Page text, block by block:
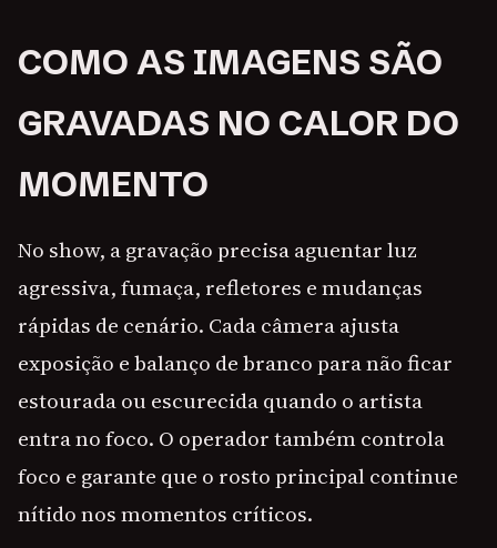
COMO AS IMAGENS SÃO
GRAVADAS NO CALOR DO
MOMENTO
No show, a gravação precisa aguentar luz
agressiva, fumaça, refletores e mudanças
rápidas de cenário. Cada câmera ajusta
exposição e balanço de branco para não ficar
estourada ou escurecida quando o artista
entra no foco. O operador também controla
foco e garante que o rosto principal continue
nítido nos momentos críticos.